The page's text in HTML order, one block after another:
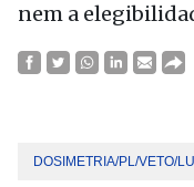
nem a
DOSIMETRIA/PL/VETO/